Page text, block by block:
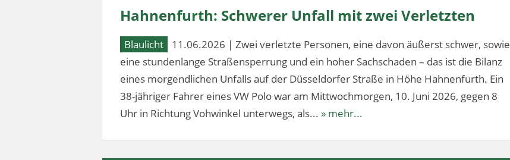
Hahnenfurth: Schwerer Unfall mit zwei Verletzten
Blaulicht
11.06.2026 | Zwei verletzte Personen, eine davon äußerst schwer, sowie
eine stundenlange Straßensperrung und ein hoher Sachschaden – das ist die Bilanz
eines morgendlichen Unfalls auf der Düsseldorfer Straße in Höhe Hahnenfurth. Ein
38-jähriger Fahrer eines VW Polo war am Mittwochmorgen, 10. Juni 2026, gegen 8
Uhr in Richtung Vohwinkel unterwegs, als... » mehr...